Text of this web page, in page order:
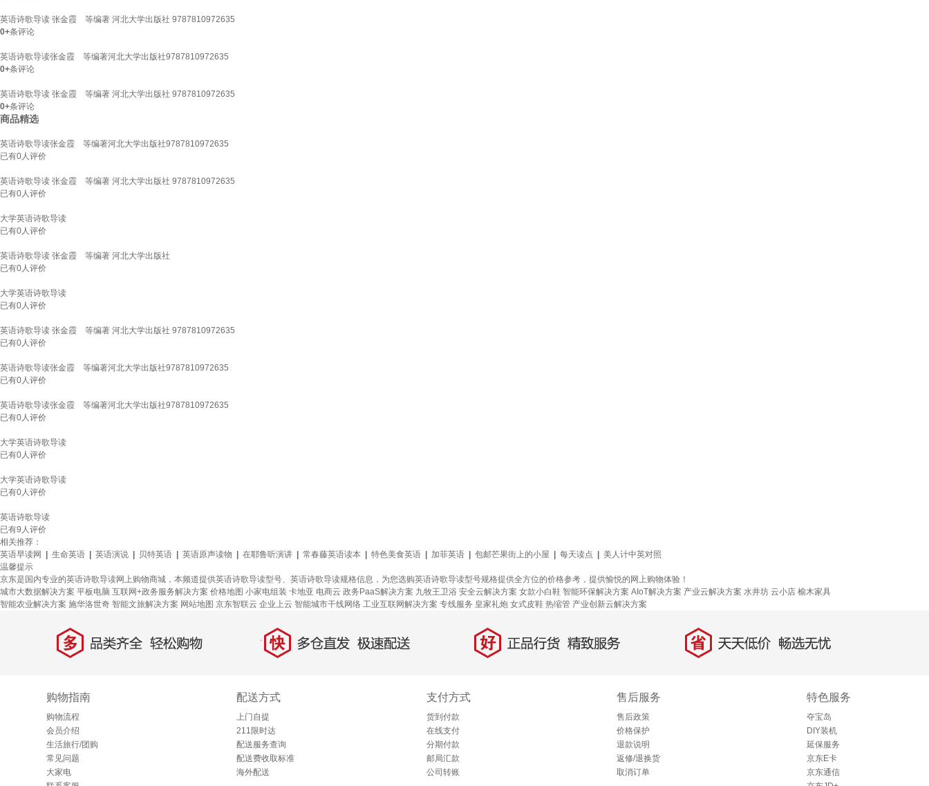
英语诗歌导读 张金霞 等编著 河北大学出版社 9787810972635
0+条评论
英语诗歌导读张金霞 等编著河北大学出版社9787810972635
0+条评论
英语诗歌导读 张金霞 等编著 河北大学出版社 9787810972635
0+条评论
商品精选
英语诗歌导读张金霞 等编著河北大学出版社9787810972635
已有0人评价
英语诗歌导读 张金霞 等编著 河北大学出版社 9787810972635
已有0人评价
大学英语诗歌导读
已有0人评价
英语诗歌导读 张金霞 等编著 河北大学出版社
已有0人评价
大学英语诗歌导读
已有0人评价
英语诗歌导读 张金霞 等编著 河北大学出版社 9787810972635
已有0人评价
英语诗歌导读张金霞 等编著河北大学出版社9787810972635
已有0人评价
英语诗歌导读张金霞 等编著河北大学出版社9787810972635
已有0人评价
大学英语诗歌导读
已有0人评价
大学英语诗歌导读
已有0人评价
英语诗歌导读
已有9 人评价
相关推荐：
英语早读网
生命英语 英语演说 贝特英语 英语原声读物 在耶鲁听演讲 常春藤英语读本 特色美食英语 加菲英语 包邮芒果街上的小屋 每天读点
美人计中英对照
温馨提示
京东是国内专业的英语诗歌导读网上购物商城，本频道提供英语诗歌导读型号、英语诗歌导读规格信息，为您选购英语诗歌导读型号规格提供全方位的价格参考，提供愉悦的网上购物体验！
城市大数据解决方案 平板电脑 互联网+政务服务解决方案 价格地图 小家电组装 卡地亚 电商云 政务PaaS解决方案 九牧王卫浴 安全云解决方案 女款小白鞋 智能环保解决方案 AIoT解决方案 产业云解决方案 水井坊 云小店 榆木家具
智能农业解决方案 施华洛世奇 智能文旅解决方案 网站地图 京东智联云 企业上云 智能城市干线网络 工业互联网解决方案 专线服务 皇家礼炮 女式皮鞋 热缩管 产业创新云解决方案
多 品类齐全，轻松购物 快 多仓直发，极速配送 好 正品行货，精致服务 省 天天低价，畅选无忧
购物指南
购物流程
会员介绍
生活旅行/团购
常见问题
大家电
配送方式
上门自提
211限时达
配送服务查询
配送费收取标准
海外配送
支付方式
货到付款
在线支付
分期付款
邮局汇款
公司转账
售后服务
售后政策
价格保护
退款说明
返修/退换货
取消订单
特色服务
夺宝岛
DIY装机
延保服务
京东E卡
京东通信